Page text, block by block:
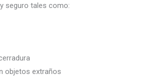
seguro tales como:
objetos extraños